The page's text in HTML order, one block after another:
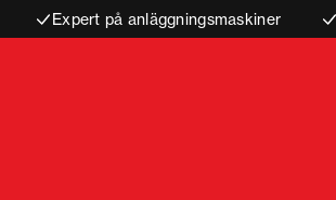
Expert på anläggningsmaskiner